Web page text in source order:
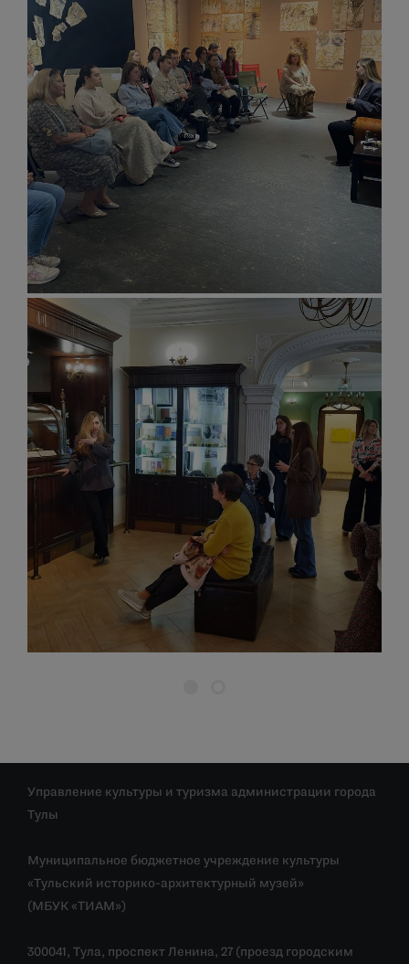
Управление культуры и туризма администрации города
Тулы
Муниципальное бюджетное учреждение культуры
«Тульский историко-архитектурный музей»
(МБУК «ТИАМ»)
300041, Тула, проспект Ленина, 27 (проезд городским